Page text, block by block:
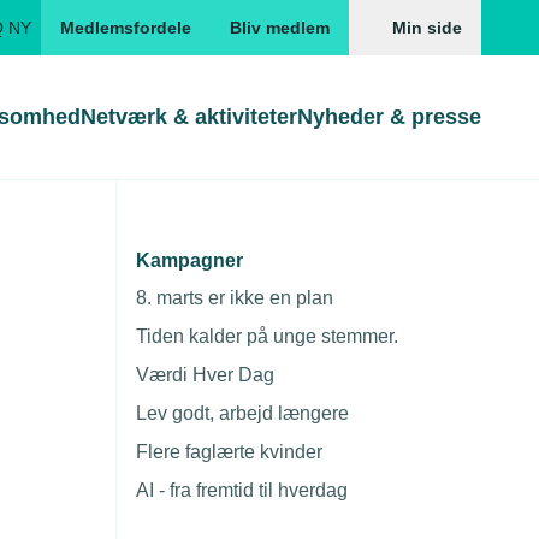
NY Medlemsfordele Bliv medlem Min side
Gå direkte til
Skabeloner og kontrakter
Beregn opsigelsesvarsel
Gå direkte til
Skabeloner
TEKNIQ app
Netværk & aktiviteterNyheder & presse
Kampagner
8. marts er ikke en plan
Tiden kalder på unge stemmer.
Værdi Hver Dag
Lev godt, arbejd længere
Flere faglærte kvinder
AI - fra fremtid til hverdag